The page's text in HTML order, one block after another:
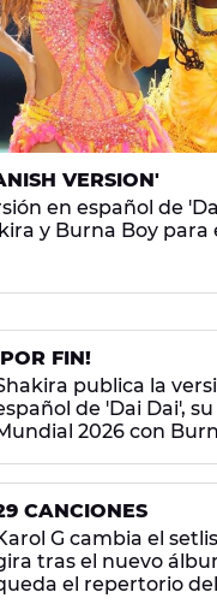
VERSION'
en español de
y Burna Boy para
FIN!
publica la
de 'Dai Dai',
2026 con
CANCIONES
G cambia el
tras el nuevo
el repertorio